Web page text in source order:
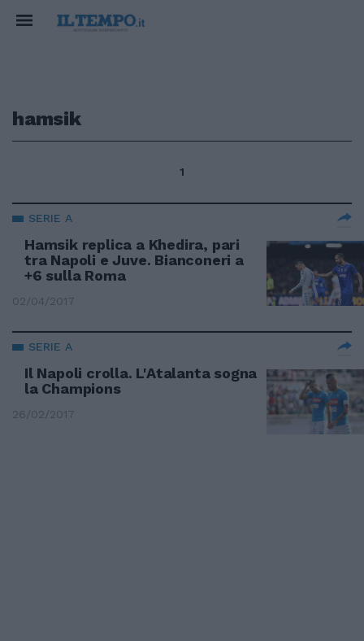
hamsik
1
SERIE A
Hamsik replica a Khedira, pari
tra Napoli e Juve. Bianconeri a
+6 sulla Roma
02/04/2017
SERIE A
Il Napoli crolla. L'Atalanta sogna
la Champions
26/02/2017